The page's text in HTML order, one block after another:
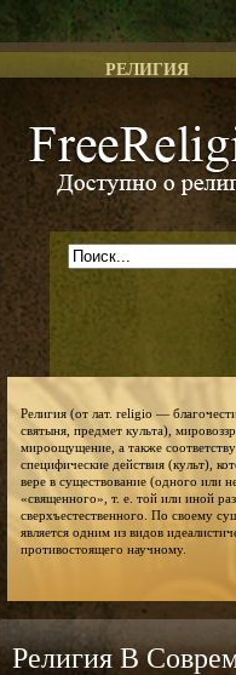
РЕЛИГИЯ
Религия (от лат. religio —
святыня, предмет культа),
мироощущение, а также
специфические действия (культ),
вере в существование (одного или
«священного», т. е. той или иной
сверхъестественного. По своему
является одним из видов
противостоящего научному.
Религия В